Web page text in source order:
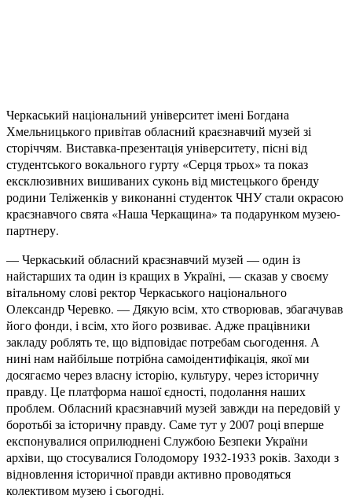
Черкаський національний університет імені Богдана
Хмельницького привітав обласний краєзнавчий музей зі
сторіччям. Виставка-презентація університету, пісні від
студентського вокального гурту «Серця трьох» та показ
ексклюзивних вишиваних суконь від мистецького бренду
родини Теліженків у виконанні студенток ЧНУ стали окрасою
краєзнавчого свята «Наша Черкащина» та подарунком музею-
партнеру.
— Черкаський обласний краєзнавчий музей — один із
найстарших та один із кращих в Україні, — сказав у своєму
вітальному слові ректор Черкаського національного
Олександр Черевко. — Дякую всім, хто створював, збагачував
його фонди, і всім, хто його розвиває. Адже працівники
закладу роблять те, що відповідає потребам сьогодення. А
нині нам найбільше потрібна самоідентифікація, якої ми
досягаємо через власну історію, культуру, через історичну
правду. Це платформа нашої єдності, подолання наших
проблем. Обласний краєзнавчий музей завжди на передовій у
боротьбі за історичну правду. Саме тут у 2007 році вперше
експонувалися оприлюднені Службою Безпеки України
архіви, що стосувалися Голодомору 1932-1933 років. Заходи з
відновлення історичної правди активно проводяться
колективом музею і сьогодні.